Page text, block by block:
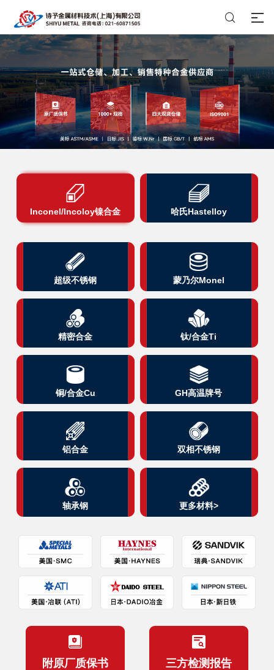

Inconel/Incoloy镍合金 哈氏Hastelloy
超级不锈钢 蒙乃尔Monel
精密合金 钛/合金Ti
铜/合金Cu GH高温牌号
铝合金 双相不锈钢
轴承钢 更多材料>
附原厂质保书 三方检测报告